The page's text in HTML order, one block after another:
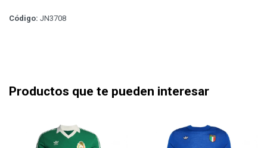
Código: JN3708
Productos que te pueden interesar